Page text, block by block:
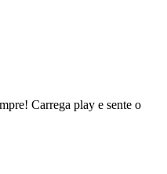
Carrega play e sente o